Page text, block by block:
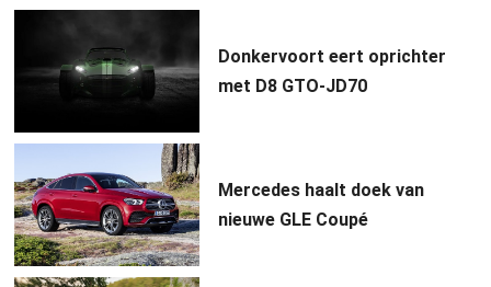
Donkervoort eert oprichter
met D8 GTO-JD70
Mercedes haalt doek van
nieuwe GLE Coupé